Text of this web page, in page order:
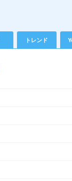
トレンド